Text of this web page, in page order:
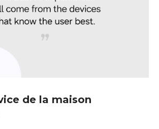
de la maison